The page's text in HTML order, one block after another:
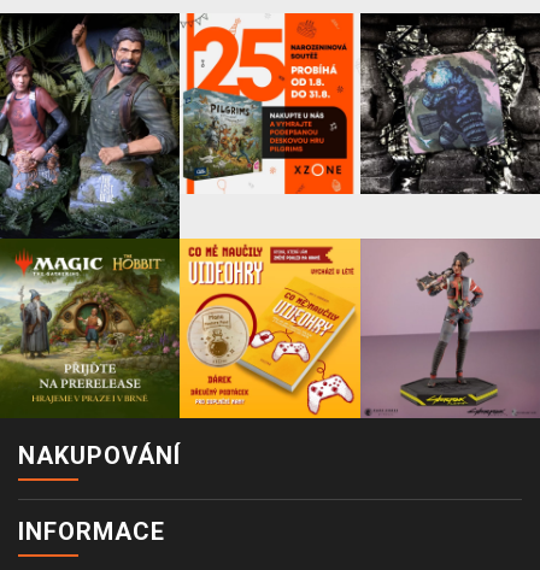
NAKUPOVÁNÍ
INFORMACE